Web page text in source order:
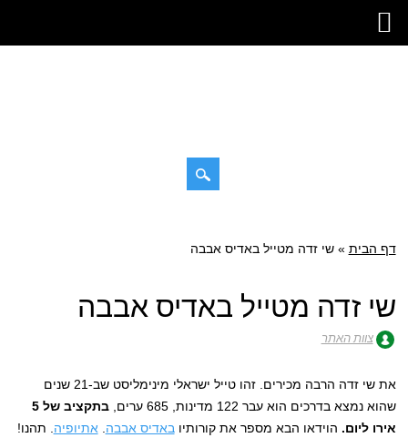
לתוכן
דף הבית »שי זדה מטייל באדיס אבבה
שי זדה מטייל באדיס אבבה
צוות האתר
את שי זדה הרבה מכירים. זהו טייל ישראלי מינימליסט שב-21 שנים
שהוא נמצא בדרכים הוא עבר 122 מדינות, 685 ערים,
בתקציב של 5
אירו ליום. הוידאו הבא מספר את קורותיובאדיס אבבה אתיופיה . תהנו!